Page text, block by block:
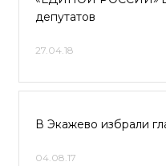
депутатов
27.04.18
В Экажево избрали
04.08.17